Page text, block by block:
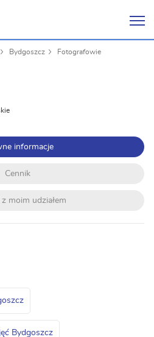
Bydgoszcz Fotografowie
informacje
Cennik
z moim udziałem
Bydgoszcz